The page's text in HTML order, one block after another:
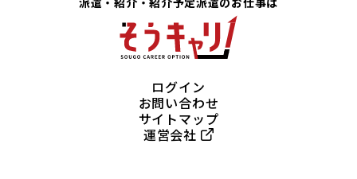
ログイン
お問い合わせ
サイトマップ
運営会社